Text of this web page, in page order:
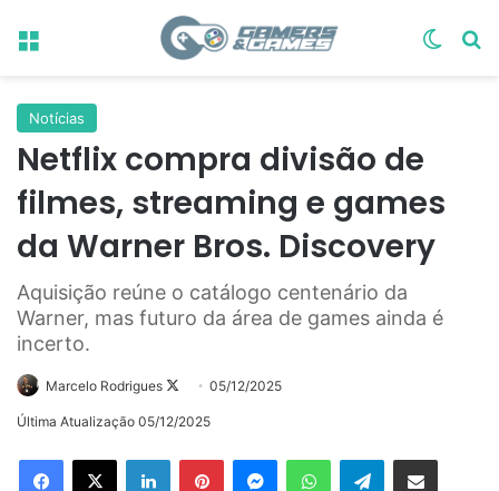
Menu
Notícias
Netflix compra divisão de
filmes, streaming e games
da Warner Bros. Discovery
Aquisição reúne o catálogo centenário da
Warner, mas futuro da área de games ainda é
incerto.
Marcelo Rodrigues
Follow05/12/2025
Última Atualização 05/12/2025
LinkedinPinterestMessengerWhatsAppTelegramCompartilhar via e-mail